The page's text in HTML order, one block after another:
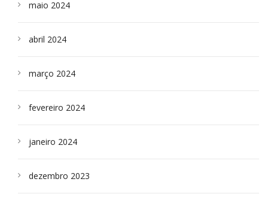
maio 2024
abril 2024
março 2024
fevereiro 2024
janeiro 2024
dezembro 2023